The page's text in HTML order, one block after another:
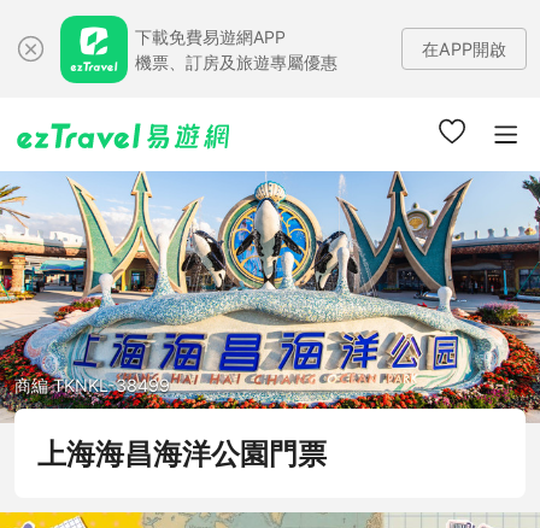
下載免費易遊網APP
機票、訂房及旅遊專屬優惠
在APP開啟
商編 TKNKL-38499
上海海昌海洋公園門票